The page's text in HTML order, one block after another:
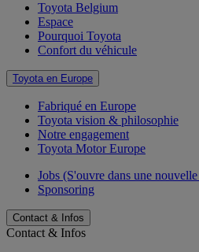
Toyota Belgium
Espace
Pourquoi Toyota
Confort du véhicule
Toyota en Europe
Fabriqué en Europe
Toyota vision & philosophie
Notre engagement
Toyota Motor Europe
Jobs (S'ouvre dans une
Sponsoring
Contact & Infos
Contact & Infos